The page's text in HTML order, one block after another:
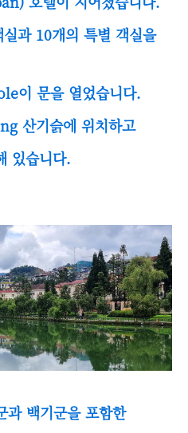
과 10개의 특별 객실을
이 문을 열었습니다.
산기슭에 위치하고
있습니다.
과 백기군을 포함한